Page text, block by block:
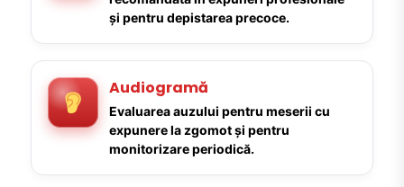
și pentru depistarea precoce.
Audiogramă
Evaluarea auzului pentru meserii cu
expunere la zgomot și pentru
monitorizare periodică.